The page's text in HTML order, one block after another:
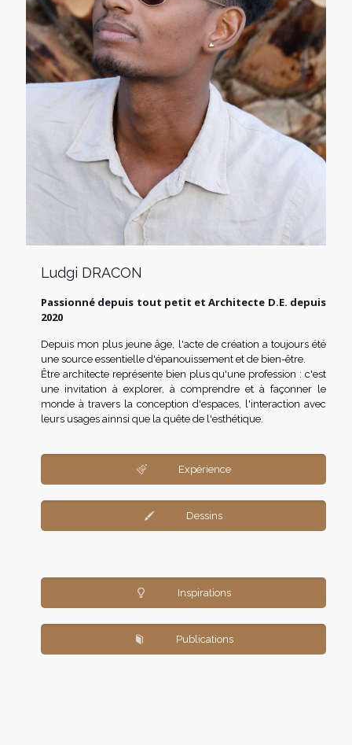
Ludgi DRACON
Passionné depuis tout petit et Architecte D.E. depuis
2020
Depuis mon plus jeune âge, l'acte de création a toujours été
une source essentielle d'épanouissement et de bien-être.
Être architecte représente bien plus qu'une profession : c'est
une invitation à explorer, à comprendre et à façonner le
monde à travers la conception d'espaces, l'interaction avec
leurs usages ainnsi que la quête de l'esthétique.
Expérience
Dessins
Inspirations
Publications